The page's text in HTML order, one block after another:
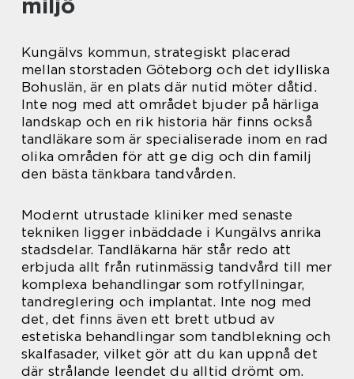
miljö
Kungälvs kommun, strategiskt placerad
mellan storstaden Göteborg och det idylliska
Bohuslän, är en plats där nutid möter dåtid.
Inte nog med att området bjuder på härliga
landskap och en rik historia här finns också
tandläkare som är specialiserade inom en rad
olika områden för att ge dig och din familj
den bästa tänkbara tandvården.
Modernt utrustade kliniker med senaste
tekniken ligger inbäddade i Kungälvs anrika
stadsdelar. Tandläkarna här står redo att
erbjuda allt från rutinmässig tandvård till mer
komplexa behandlingar som rotfyllningar,
tandreglering och implantat. Inte nog med
det, det finns även ett brett utbud av
estetiska behandlingar som tandblekning och
skalfasader, vilket gör att du kan uppnå det
där strålande leendet du alltid drömt om.